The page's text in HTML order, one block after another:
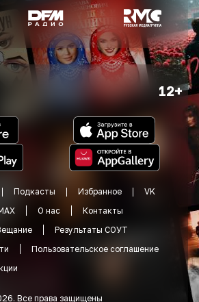
12+
Подкасты Избранное
VK
О нас
Контакты
Результаты СОУТ
Пользовательское соглашение
. Все права защищены